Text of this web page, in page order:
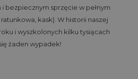
i bezpiecznym sprzęcie w pełnym
kask). W historii naszej
i wyszkolonych kilku tysiącach
żaden wypadek!